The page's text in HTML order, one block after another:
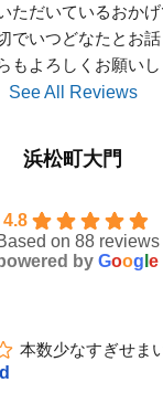
ただいているおか
でいつどなたとお
もよろしくお願いし
See All Reviews
浜松町大門
4.8
on 88 reviews
by Goog e
本数少なすぎせま